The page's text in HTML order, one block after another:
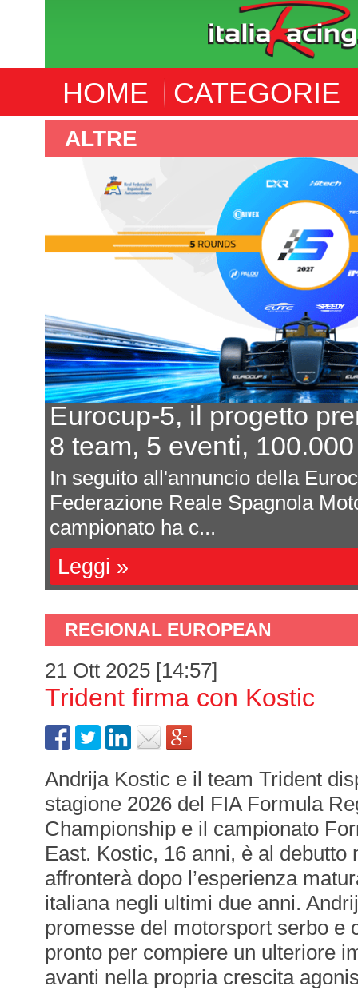
HOME CATEGORIE
ALTRE
Eurocup-5, il progetto
8 team, 5 eventi,
In seguito all'annuncio della
Federazione Reale Spagnola
campionato ha c...
Leggi »
REGIONAL EUROPEAN
21 Ott 2025 [14:57]
Trident firma con Kostic
Andrija Kostic e il team Trident
stagione 2026 del FIA Formula
Championship e il campionato
East. Kostic, 16 anni, è al debutto
affronterà dopo l’esperienza
italiana negli ultimi due anni.
promesse del motorsport serbo e
pronto per compiere un ulteriore
avanti nella propria crescita